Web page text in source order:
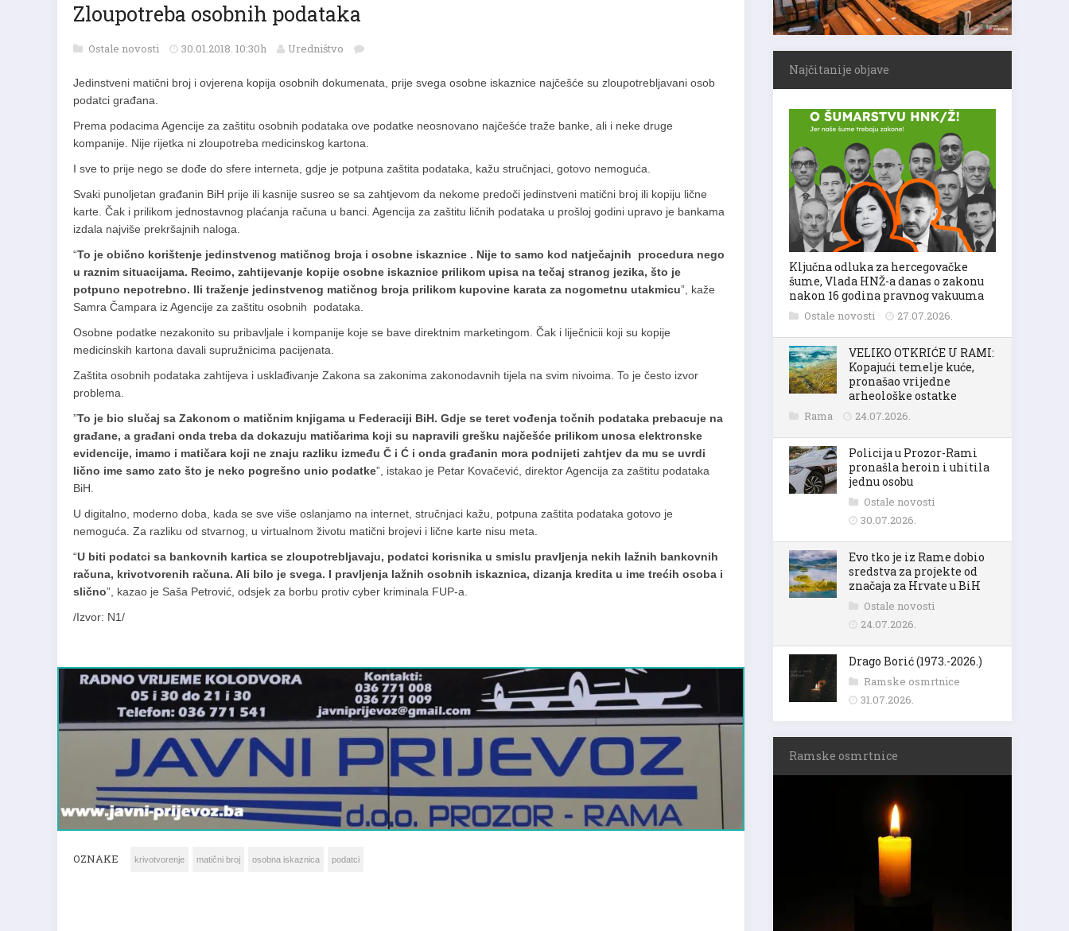
Zloupotreba osobnih podataka
Ostale novosti 30.01.2018. 10:30h Uredništvo
Jedinstveni matični broj i ovjerena kopija osobnih dokumenata, prije svega osobne iskaznice najčešće su zloupotrebljavani osob
podatci građana.
Prema podacima Agencije za zaštitu osobnih podataka ove podatke neosnovano najčešće traže banke, ali i neke druge
kompanije. Nije rijetka ni zloupotreba medicinskog kartona.
I sve to prije nego se dođe do sfere interneta, gdje je potpuna zaštita podataka, kažu stručnjaci, gotovo nemoguća.
Svaki punoljetan građanin BiH prije ili kasnije susreo se sa zahtjevom da nekome predoči jedinstveni matični broj ili kopiju lične
karte. Čak i prilikom jednostavnog plaćanja računa u banci. Agencija za zaštitu ličnih podataka u prošloj godini upravo je bankama
izdala najviše prekršajnih naloga.
“To je obično korištenje jedinstvenog matičnog broja i osobne iskaznice . Nije to samo kod natječajnih procedura nego
u raznim situacijama. Recimo, zahtijevanje kopije osobne iskaznice prilikom upisa na tečaj stranog jezika, što je
potpuno nepotrebno. Ili traženje jedinstvenog matičnog broja prilikom kupovine karata za nogometnu utakmicu”, kaže
Samra Čampara iz Agencije za zaštitu osobnih podataka.
Osobne podatke nezakonito su pribavljale i kompanije koje se bave direktnim marketingom. Čak i liječnicii koji su kopije
medicinskih kartona davali supružnicima pacijenata.
Zaštita osobnih podataka zahtijeva i usklađivanje Zakona sa zakonima zakonodavnih tijela na svim nivoima. To je često izvor
problema.
”To je bio slučaj sa Zakonom o matičnim knjigama u Federaciji BiH. Gdje se teret vođenja točnih podataka prebacuje na
građane, a građani onda treba da dokazuju matičarima koji su napravili grešku najčešće prilikom unosa elektronske
evidencije, imamo i matičara koji ne znaju razliku između Č i Ć i onda građanin mora podnijeti zahtjev da mu se uvrdi
lično ime samo zato što je neko pogrešno unio podatke”, istakao je Petar Kovačević, direktor Agencija za zaštitu podataka
BiH.
U digitalno, moderno doba, kada se sve više oslanjamo na internet, stručnjaci kažu, potpuna zaštita podataka gotovo je
nemoguća. Za razliku od stvarnog, u virtualnom životu matični brojevi i lične karte nisu meta.
“U biti podatci sa bankovnih kartica se zloupotrebljavaju, podatci korisnika u smislu pravljenja nekih lažnih bankovnih
računa, krivotvorenih računa. Ali bilo je svega. I pravljenja lažnih osobnih iskaznica, dizanja kredita u ime trećih osoba i
slično”, kazao je Saša Petrović, odsjek za borbu protiv cyber kriminala FUP-a.
/Izvor: N1/
Najčitanije objave
Ključna odluka za hercegovačke
šume, Vlada HNŽ-a danas o zakonu
nakon 16 godina pravnog vakuuma
Ostale novosti 27.07.2026.
VELIKO OTKRIĆE U RAMI:
Kopajući temelje kuće,
pronašao vrijedne
arheološke ostatke
Rama 24.07.2026.
Policija u Prozor-Rami
pronašla heroin i uhitila
jednu osobu
Ostale novosti
30.07.2026.
Evo tko je iz Rame dobio
sredstva za projekte od
značaja za Hrvate u BiH
Ostale novosti
24.07.2026.
Drago Borić (1973.-2026.)
Ramske osmrtnice
31.07.2026.
Ramske osmrtnice